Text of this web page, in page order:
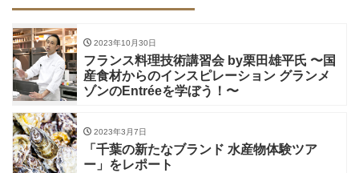
2023年10月30日
フランス料理技術講習会 by栗田雄平氏 〜国
産食材からのインスピレーション グランメ
ゾンのEntréeを学ぼう！〜
2023年3月7日
「千葉の新たなブランド 水産物体験ツア
ー」をレポート